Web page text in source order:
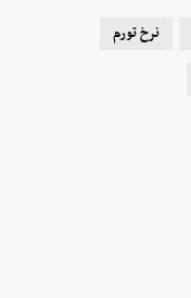
نرخ تورم